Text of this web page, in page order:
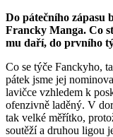
Do pátečního
Francky Manga. Co
mu daří, do prvního
Co se týče Fanckyho,
pátek jsme jej
lavičce vzhledem k
ofenzivně laděný. V
tak velké měřítko,
soutěží a druhou ligou